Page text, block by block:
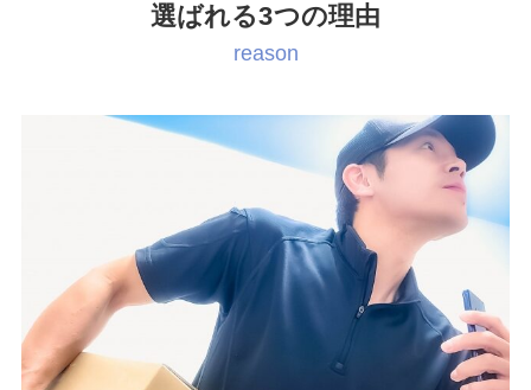
選ばれる3つの理由
reason